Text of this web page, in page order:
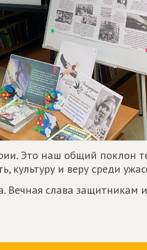
Это наш общий поклон
культуру и веру среди
Вечная слава защитникам